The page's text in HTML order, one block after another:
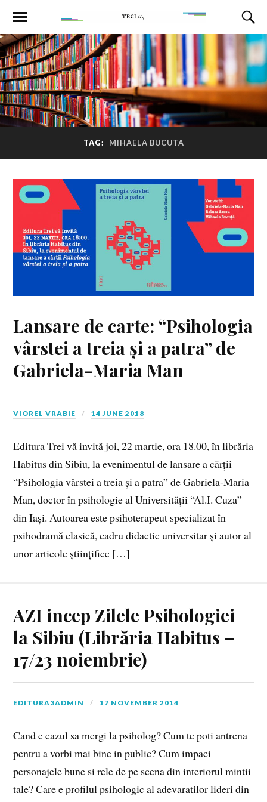
TAG: MIHAELA BUCUTA
Lansare de carte: “Psihologia
vârstei a treia și a patra” de
Gabriela-Maria Man
VIOREL VRABIE 14 JUNE 2018
Editura Trei vă invită joi, 22 martie, ora 18.00, în librăria
Habitus din Sibiu, la evenimentul de lansare a cărții
“Psihologia vârstei a treia și a patra” de Gabriela-Maria
Man, doctor în psihologie al Universității “Al.I. Cuza”
din Iași. Autoarea este psihoterapeut specializat în
psihodramă clasică, cadru didactic universitar și autor al
unor articole științifice […]
AZI incep Zilele Psihologiei
la Sibiu (Librăria Habitus –
17/23 noiembrie)
EDITURA3ADMIN 17 NOVEMBER 2014
Cand e cazul sa mergi la psiholog? Cum te poti antrena
pentru a vorbi mai bine in public? Cum impaci
personajele bune si rele de pe scena din interiorul mintii
tale? Care e profilul psihologic al adevaratilor lideri din